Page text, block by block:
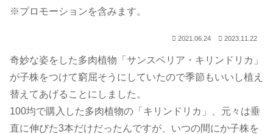
※プロモーションを含みます。
2021.06.24 2023.11.22
奇妙な姿をした多肉植物「サンスベリア・キリンドリカ」
が子株をつけて窮屈そうにしていたので季節もいいし植え
替えてあげることにしました。
100均で購入した多肉植物の「キリンドリカ」、元々は垂
直に伸びた3本だけだったんですが、いつの間にか子株を